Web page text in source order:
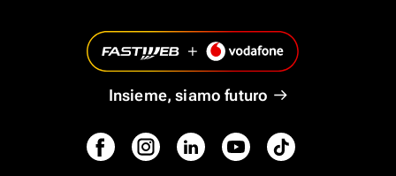
Insieme, siamo futuro